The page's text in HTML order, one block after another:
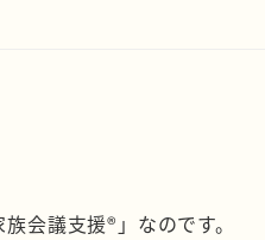
会議支援®︎」なのです。